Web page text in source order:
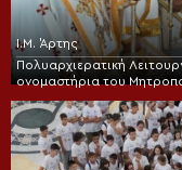
Ι.Μ. Άρτης
Πολυαρχιερατική
ονομαστήρια του